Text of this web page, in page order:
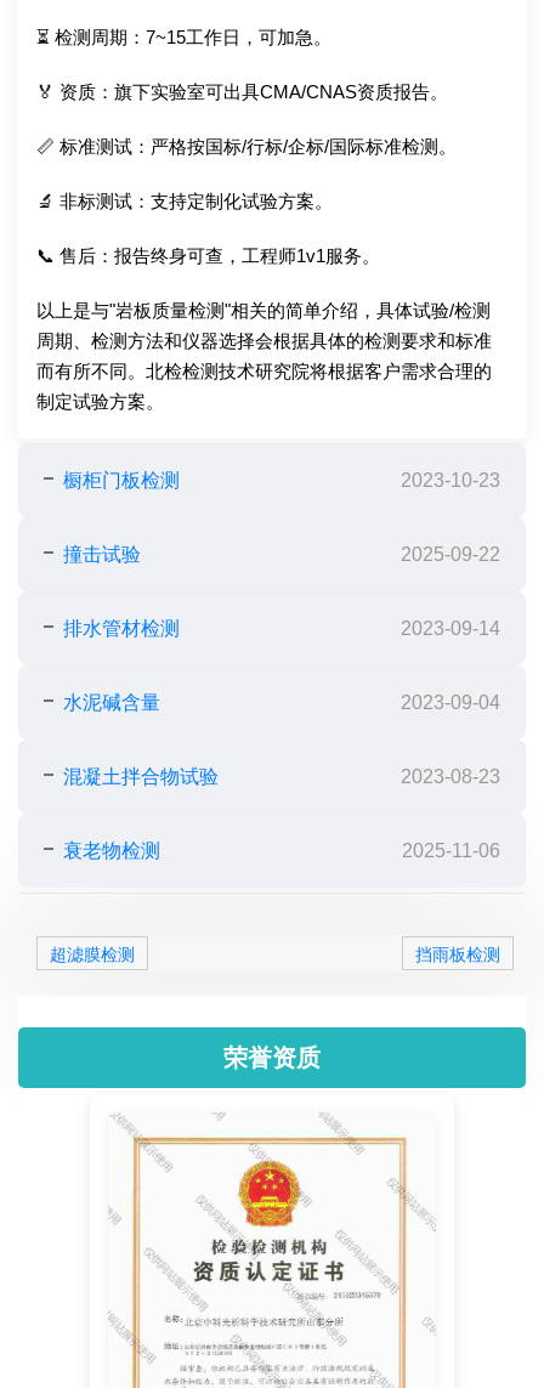
⏳ 检测周期：7~15工作日，可加急。
🏅 资质：旗下实验室可出具CMA/CNAS资质报告。
📏 标准测试：严格按国标/行标/企标/国际标准检测。
🔬 非标测试：支持定制化试验方案。
📞 售后：报告终身可查，工程师1v1服务。
以上是与"岩板质量检测"相关的简单介绍，具体试验/检测
周期、检测方法和仪器选择会根据具体的检测要求和标准
而有所不同。北检检测技术研究院将根据客户需求合理的
制定试验方案。
2023-10-23
橱柜门板检测
2025-09-22
撞击试验
2023-09-14
排水管材检测
2023-09-04
水泥碱含量
2023-08-23
混凝土拌合物试验
2025-11-06
衰老物检测
超滤膜检测 挡雨板检测
荣誉资质